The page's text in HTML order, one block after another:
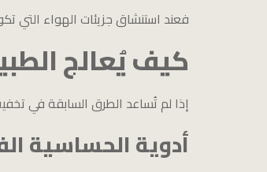
فعند استنشاق جزيئات الهواء التي
كيف يُعالج
إذا لم تُساعد الطرق السابقة في
أدوية الحساسية